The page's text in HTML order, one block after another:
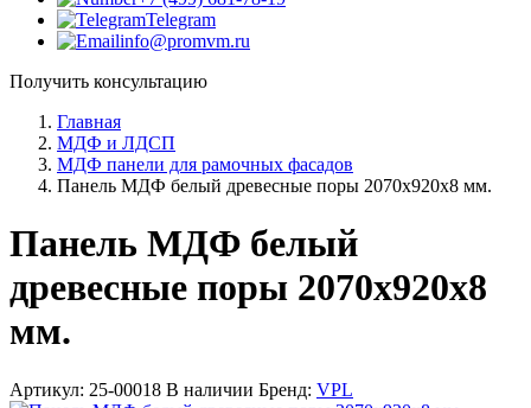
Telegram
info@promvm.ru
Получить консультацию
Главная
МДФ и ЛДСП
МДФ панели для рамочных фасадов
Панель МДФ белый древесные поры 2070х920х8 мм.
Панель МДФ белый
древесные поры 2070х920х8
мм.
Артикул: 25-00018 В наличии Бренд: VPL